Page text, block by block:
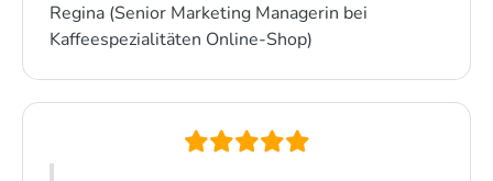
Regina (Senior Marketing Managerin bei
Kaffeespezialitäten Online-Shop)